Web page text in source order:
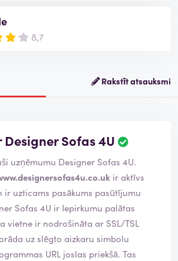
8,7
Rakstīt atsauksmi
Sofas 4U
P
r
s
k
a
t
s
i
r
uzņēmumu Designer Sofas 4U.
ir aktīvs
ir uzticams pasākums pasūtījumu
vietne ir nodrošināta ar SSL/TSL
uz slēgto aizkaru simbolu
URL joslas priekšā. Tas